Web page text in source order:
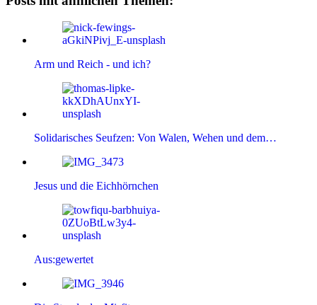
Arm und Reich - und ich?
Solidarisches Seufzen: Von Walen, Wehen und dem…
Jesus und die Eichhörnchen
Aus:gewertet